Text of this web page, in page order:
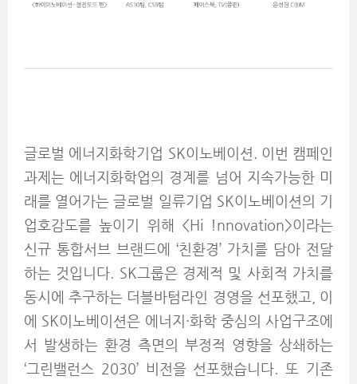
글로벌 에너지화학기업 SK이노베이션. 이번 캠페인
과제는 에너지화학업의 경계를 넘어 지속가능한 미
래를 열어가는 글로벌 일류기업 SK이노베이션의 기
업호감도를 높이기 위해 <Hi !nnovation>이라는
신규 통합서브 브랜드에 ‘친환경’ 가치를 담아 전달
하는 것입니다. SK그룹은 경제적 및 사회적 가치를
동시에 추구하는 더블바텀라인 경영을 선포했고, 이
에 SK이노베이션은 에너지·화학 중심의 사업구조에
서 발생하는 환경 측면의 부정적 영향을 상쇄하는
‘그린밸런스 2030’ 비전을 선포했습니다. 또 기존